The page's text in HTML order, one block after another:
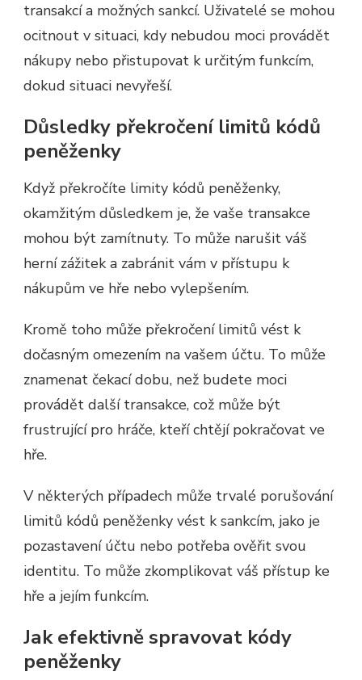
transakcí a možných sankcí. Uživatelé se mohou
ocitnout v situaci, kdy nebudou moci provádět
nákupy nebo přistupovat k určitým funkcím,
dokud situaci nevyřeší.
Důsledky překročení limitů kódů
peněženky
Když překročíte limity kódů peněženky,
okamžitým důsledkem je, že vaše transakce
mohou být zamítnuty. To může narušit váš
herní zážitek a zabránit vám v přístupu k
nákupům ve hře nebo vylepšením.
Kromě toho může překročení limitů vést k
dočasným omezením na vašem účtu. To může
znamenat čekací dobu, než budete moci
provádět další transakce, což může být
frustrující pro hráče, kteří chtějí pokračovat ve
hře.
V některých případech může trvalé porušování
limitů kódů peněženky vést k sankcím, jako je
pozastavení účtu nebo potřeba ověřit svou
identitu. To může zkomplikovat váš přístup ke
hře a jejím funkcím.
Jak efektivně spravovat kódy
peněženky